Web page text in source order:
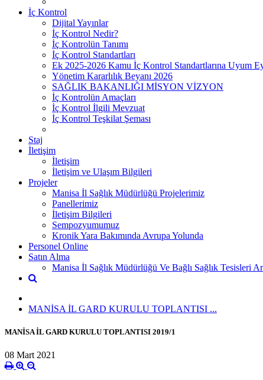
İç Kontrol
Dijital Yayınlar
İç Kontrol Nedir?
İç Kontrolün Tanımı
İç Kontrol Standartları
Ek 2025-2026 Kamu İç Kontrol Standartlarına Uyum
Yönetim Kararlılık Beyanı 2026
SAĞLIK BAKANLIĞI MİSYON VİZYON
İç Kontrolün Amaçları
İç Kontrol İlgili Mevzuat
İç Kontrol Teşkilat Şeması
Staj
İletişim
İletişim
İletişim ve Ulaşım Bilgileri
Projeler
Manisa İl Sağlık Müdürlüğü Projelerimiz
Panellerimiz
İletişim Bilgileri
Sempozyumumuz
Kronik Yara Bakımında Avrupa Yolunda
Personel Online
Satın Alma
Manisa İl Sağlık Müdürlüğü Ve Bağlı Sağlık Tesisleri
MANİSA İL GARD KURULU TOPLANTISI ...
MANİSA İL GARD KURULU TOPLANTISI 2019/1
08 Mart 2021